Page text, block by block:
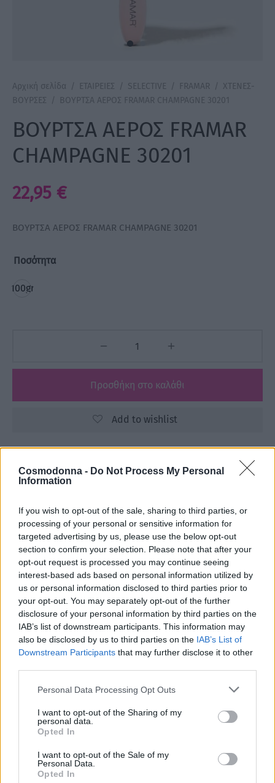
Cosmodonna - Do Not Process My Personal
Information
If you wish to opt-out of the sale, sharing to third parties, or
processing of your personal or sensitive information for
targeted advertising by us, please use the below opt-out
section to confirm your selection. Please note that after your
opt-out request is processed you may continue seeing
interest-based ads based on personal information utilized by
us or personal information disclosed to third parties prior to
your opt-out. You may separately opt-out of the further
disclosure of your personal information by third parties on the
IAB’s list of downstream participants. This information may
also be disclosed by us to third parties on the IAB’s List of
Downstream Participants that may further disclose it to other
Personal Data Processing Opt Outs
I want to opt-out of the Sharing of my
personal data.
Opted In
I want to opt-out of the Sale of my
Personal Data.
Opted In
Αρχική σελίδα / ΕΤΑΙΡΕΙΕΣ / SELECTIVE / FRAMAR / ΧΤΕΝΕΣ-
ΒΟΥΡΣΕΣ / ΒΟΥΡΤΣΑ ΑΕΡΟΣ FRAMAR CHAMPAGNE 30201
ΒΟΥΡΤΣΑ ΑΕΡΟΣ FRAMAR
CHAMPAGNE 30201
22,95 €
ΒΟΥΡΤΣΑ ΑΕΡΟΣ FRAMAR CHAMPAGNE 30201
Ποσότητα
100gr
Προσθήκη στο καλάθι
Add to wishlist
Κωδικός προϊόντος: Μ/Δ
Κατηγορίες: FRAMAR
Share
Περιγραφή
Επιπλέον πληροφορίες
ΒΟΥΡΤΣΑ ΑΕΡΟΣ FRAMAR CHAMPAGNE 30201
Η ανοιχτή αεριζόμενη βούρτσα διοχετεύει περισσότερο
ζεστό αέρα στα μαλλιά, επιταχύνοντας το χρόνο
στεγνώματος.
Το περίγραμμα του σχήματος αγκαλιάζει το τριχωτό της
κεφαλής.
Xanitalia